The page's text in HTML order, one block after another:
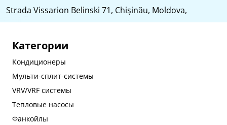
Strada Vissarion Belinski 71, Chişinău, Moldova,
Категории
Кондиционеры
Мульти-сплит-системы
VRV/VRF системы
Тепловые насосы
Фанкойлы